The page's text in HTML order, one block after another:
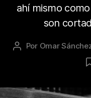
ahí mismo
son
Autor
Por Omar